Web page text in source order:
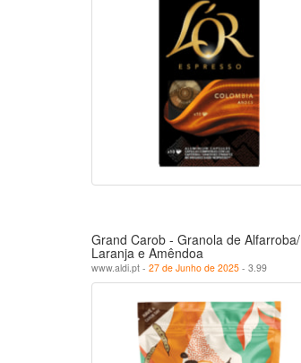
Grand Carob - Granola de Alfarroba/
Laranja e Amêndoa
www.aldi.pt - 27 de Junho de 2025 - 3.99